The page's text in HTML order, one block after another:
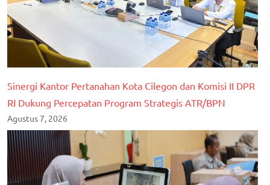
Sinergi Kantor Pertanahan Kota Cilegon dan Komisi II DPR
RI Dukung Percepatan Program Strategis ATR/BPN
Agustus 7, 2026